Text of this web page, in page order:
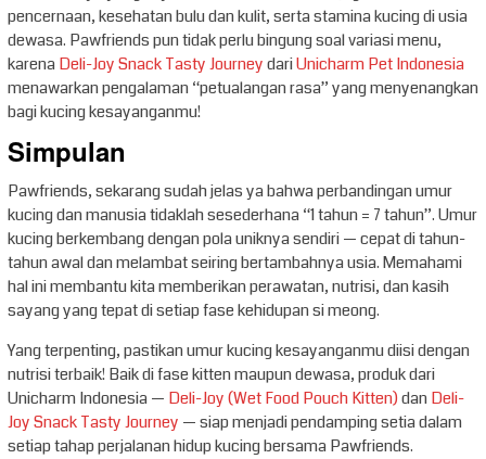
pencernaan, kesehatan bulu dan kulit, serta stamina kucing di usia
dewasa. Pawfriends pun tidak perlu bingung soal variasi menu,
karenaDeli-Joy Snack Tasty JourneydariUnicharm Pet Indonesia
menawarkan pengalaman “petualangan rasa” yang menyenangkan
bagi kucing kesayanganmu!
Simpulan
Pawfriends, sekarang sudah jelas ya bahwa perbandingan umur
kucing dan manusia tidaklah sesederhana “1 tahun = 7 tahun”. Umur
kucing berkembang dengan pola uniknya sendiri — cepat di tahun-
tahun awal dan melambat seiring bertambahnya usia. Memahami
hal ini membantu kita memberikan perawatan, nutrisi, dan kasih
sayang yang tepat di setiap fase kehidupan si meong.
Yang terpenting, pastikan umur kucing kesayanganmu diisi dengan
nutrisi terbaik! Baik di fase kitten maupun dewasa, produk dari
Unicharm Indonesia — Deli-Joy (Wet Food Pouch Kitten)danDeli-
Joy Snack Tasty Journey — siap menjadi pendamping setia dalam
setiap tahap perjalanan hidup kucing bersama Pawfriends.